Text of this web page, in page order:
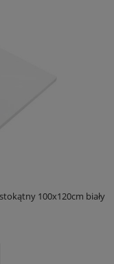
100x120cm biały